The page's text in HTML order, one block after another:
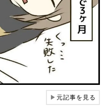
▶元記事を見る